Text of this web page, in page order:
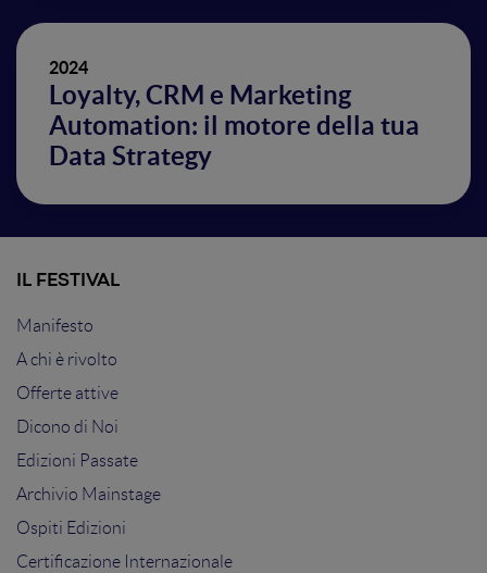
2024
Loyalty, CRM e Marketing
Automation: il motore della tua
Data Strategy
IL FESTIVAL
Manifesto
A chi è rivolto
Offerte attive
Dicono di Noi
Edizioni Passate
Archivio Mainstage
Ospiti Edizioni
Certificazione Internazionale